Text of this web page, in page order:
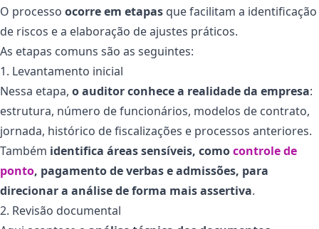
O processo ocorre em etapas que facilitam a identificação
de riscos e a elaboração de ajustes práticos.
As etapas comuns são as seguintes:
1. Levantamento inicial
Nessa etapa, o auditor conhece a realidade da empresa:
estrutura, número de funcionários, modelos de contrato,
jornada, histórico de fiscalizações e processos anteriores.
Também identifica áreas sensíveis, comocontrole de
ponto, pagamento de verbas e admissões, para
direcionar a análise de forma mais assertiva.
2. Revisão documental